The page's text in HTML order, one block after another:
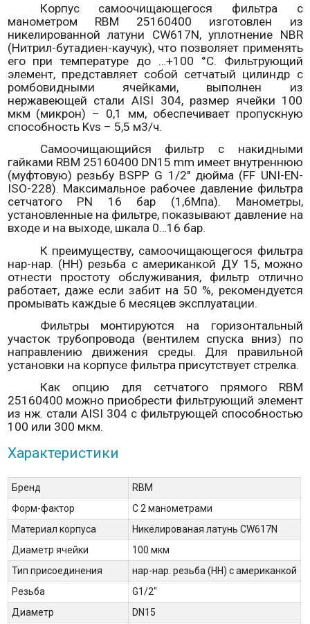
Корпус самоочищающегося фильтра с
манометром RBM 25160400 изготовлен из
никелированной латуни CW617N, уплотнение NBR
(Нитрил-бутадиен-каучук), что позволяет применять
его при температуре до …+100 °С. Фильтрующий
элемент, представляет собой сетчатый цилиндр с
ромбовидными ячейками, выполнен из
нержавеющей стали AISI 304, размер ячейки 100
мкм (микрон) – 0,1 мм, обеспечивает пропускную
способность Kvs – 5,5 м3/ч.
Самоочищающийся фильтр с накидными
гайками RBM 25160400 DN15 mm имеет внутреннюю
(муфтовую) резьбу BSPP G 1/2" дюйма (FF UNI-EN-
ISO-228). Максимальное рабочее давление фильтра
сетчатого PN 16 бар (1,6Мпа). Манометры,
установленные на фильтре, показывают давление на
входе и на выходе, шкала 0…16 бар.
К преимуществу, самоочищающегося фильтра
нар-нар. (НН) резьба с американкой ДУ 15, можно
отнести простоту обслуживания, фильтр отлично
работает, даже если забит на 50 %, рекомендуется
промывать каждые 6 месяцев эксплуатации.
Фильтры монтируются на горизонтальный
участок трубопровода (вентилем спуска вниз) по
направлению движения среды. Для правильной
установки на корпусе фильтра присутствует стрелка.
Как опцию для сетчатого прямого RBM
25160400 можно приобрести фильтрующий элемент
из нж. стали AISI 304 c фильтрующей способностью
100 или 300 мкм.
Характеристики
Бренд
RBM
Форм-фактор
С 2 манометрами
Материал корпуса
Никелированая латунь CW617N
Диаметр ячейки
100 мкм
Тип присоединения
нар-нар. резьба (НН) с американкой
Резьба
G1/2"
Диаметр
DN15